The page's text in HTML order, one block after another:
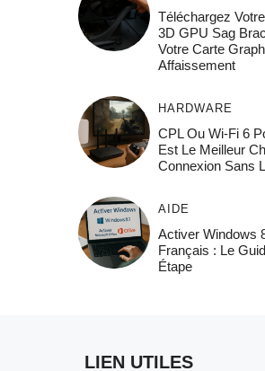
Téléchargez
3D GPU Sag
Votre Carte
Affaissement
HARDWARE
CPL Ou Wi-Fi 6
Est Le Meilleur
Connexion Sans
AIDE
Activer Windows
Français : Le
Étape
LIEN UTILES